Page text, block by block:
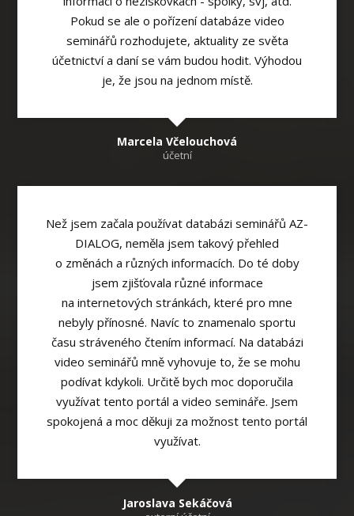
Pokud se ale o pořízení databáze video
seminářů rozhodujete, aktuality ze světa
účetnictví a daní se vám budou hodit. Výhodou
je, že jsou na jednom místě.
Marcela Včelouchová
účetní
Než jsem začala používat databázi seminářů AZ-
DIALOG, neměla jsem takový přehled
o změnách a různých informacích. Do té doby
jsem zjišťovala různé informace
na internetových stránkách, které pro mne
nebyly přínosné. Navíc to znamenalo sportu
času stráveného čtením informací. Na databázi
video seminářů mně vyhovuje to, že se mohu
podívat kdykoli. Určitě bych moc doporučila
využívat tento portál a video semináře. Jsem
spokojená a moc děkuji za možnost tento portál
využívat.
Jaroslava Sekáčová